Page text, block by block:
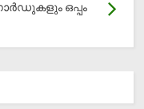
ഒപ്പം